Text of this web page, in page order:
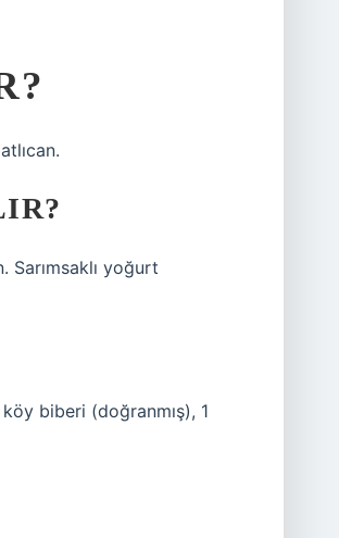
Sarımsaklı yoğurt
biberi (doğranmış), 1